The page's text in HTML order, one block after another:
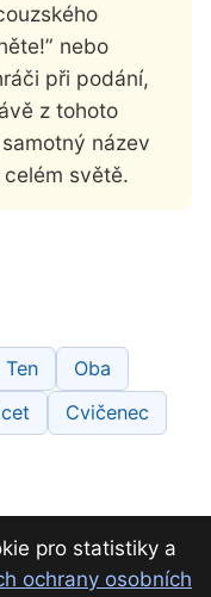
nebo
při podání,
z tohoto
název
světě.
Ten
Oba
Cvičenec
pro statistiky a
ochrany osobních